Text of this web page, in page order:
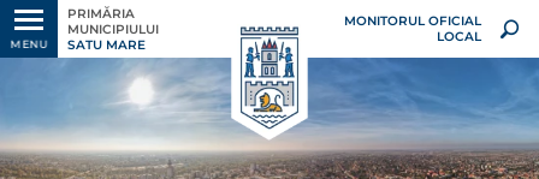
MENU
PRIMĂRIA
MUNICIPIULUI
SATU MARE
MONITORUL OFICIAL
LOCAL